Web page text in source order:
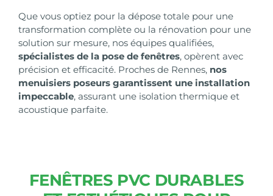
Que vous optiez pour la dépose totale pour une
transformation complète ou la rénovation pour une
solution sur mesure, nos équipes qualifiées,
spécialistes de la pose de fenêtres, opèrent avec
précision et efficacité. Proches de Rennes, nos
menuisiers poseurs garantissent une installation
impeccable, assurant une isolation thermique et
acoustique parfaite.
FENÊTRES PVC DURABLES